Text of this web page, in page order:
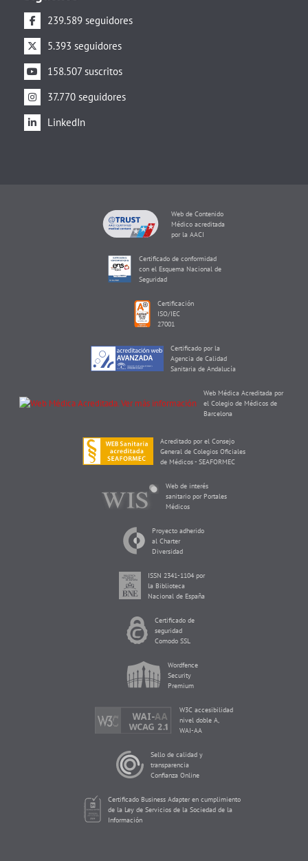
239.589 seguidores
5.393 seguidores
158.507 suscritos
37.770 seguidores
LinkedIn
Web de Contenido
Médico acreditada
por la AACI
Certificado de conformidad
con el Esquema Nacional de
Seguridad
Certificación
ISO/IEC
27001
Certificado por la
Agencia de Calidad
Sanitaria de Andalucía
Web Médica Acreditada por
el Colegio de Médicos de
Barcelona
Acreditado por el Consejo
General de Colegios Oficiales
de Médicos - SEAFORMEC
Web de interés
sanitario por Portales
Médicos
Proyecto adherido
al Charter
Diversidad
ISSN 2341-1104 por
la Biblioteca
Nacional de España
Certificado de
seguridad
Comodo SSL
Wordfence
Security
Premium
W3C accesibilidad
nivel doble A,
WAI-AA
Sello de calidad y
transparencia
Confianza Online
Certificado Business Adapter en cumplimiento
de la Ley de Servicios de la Sociedad de la
Información